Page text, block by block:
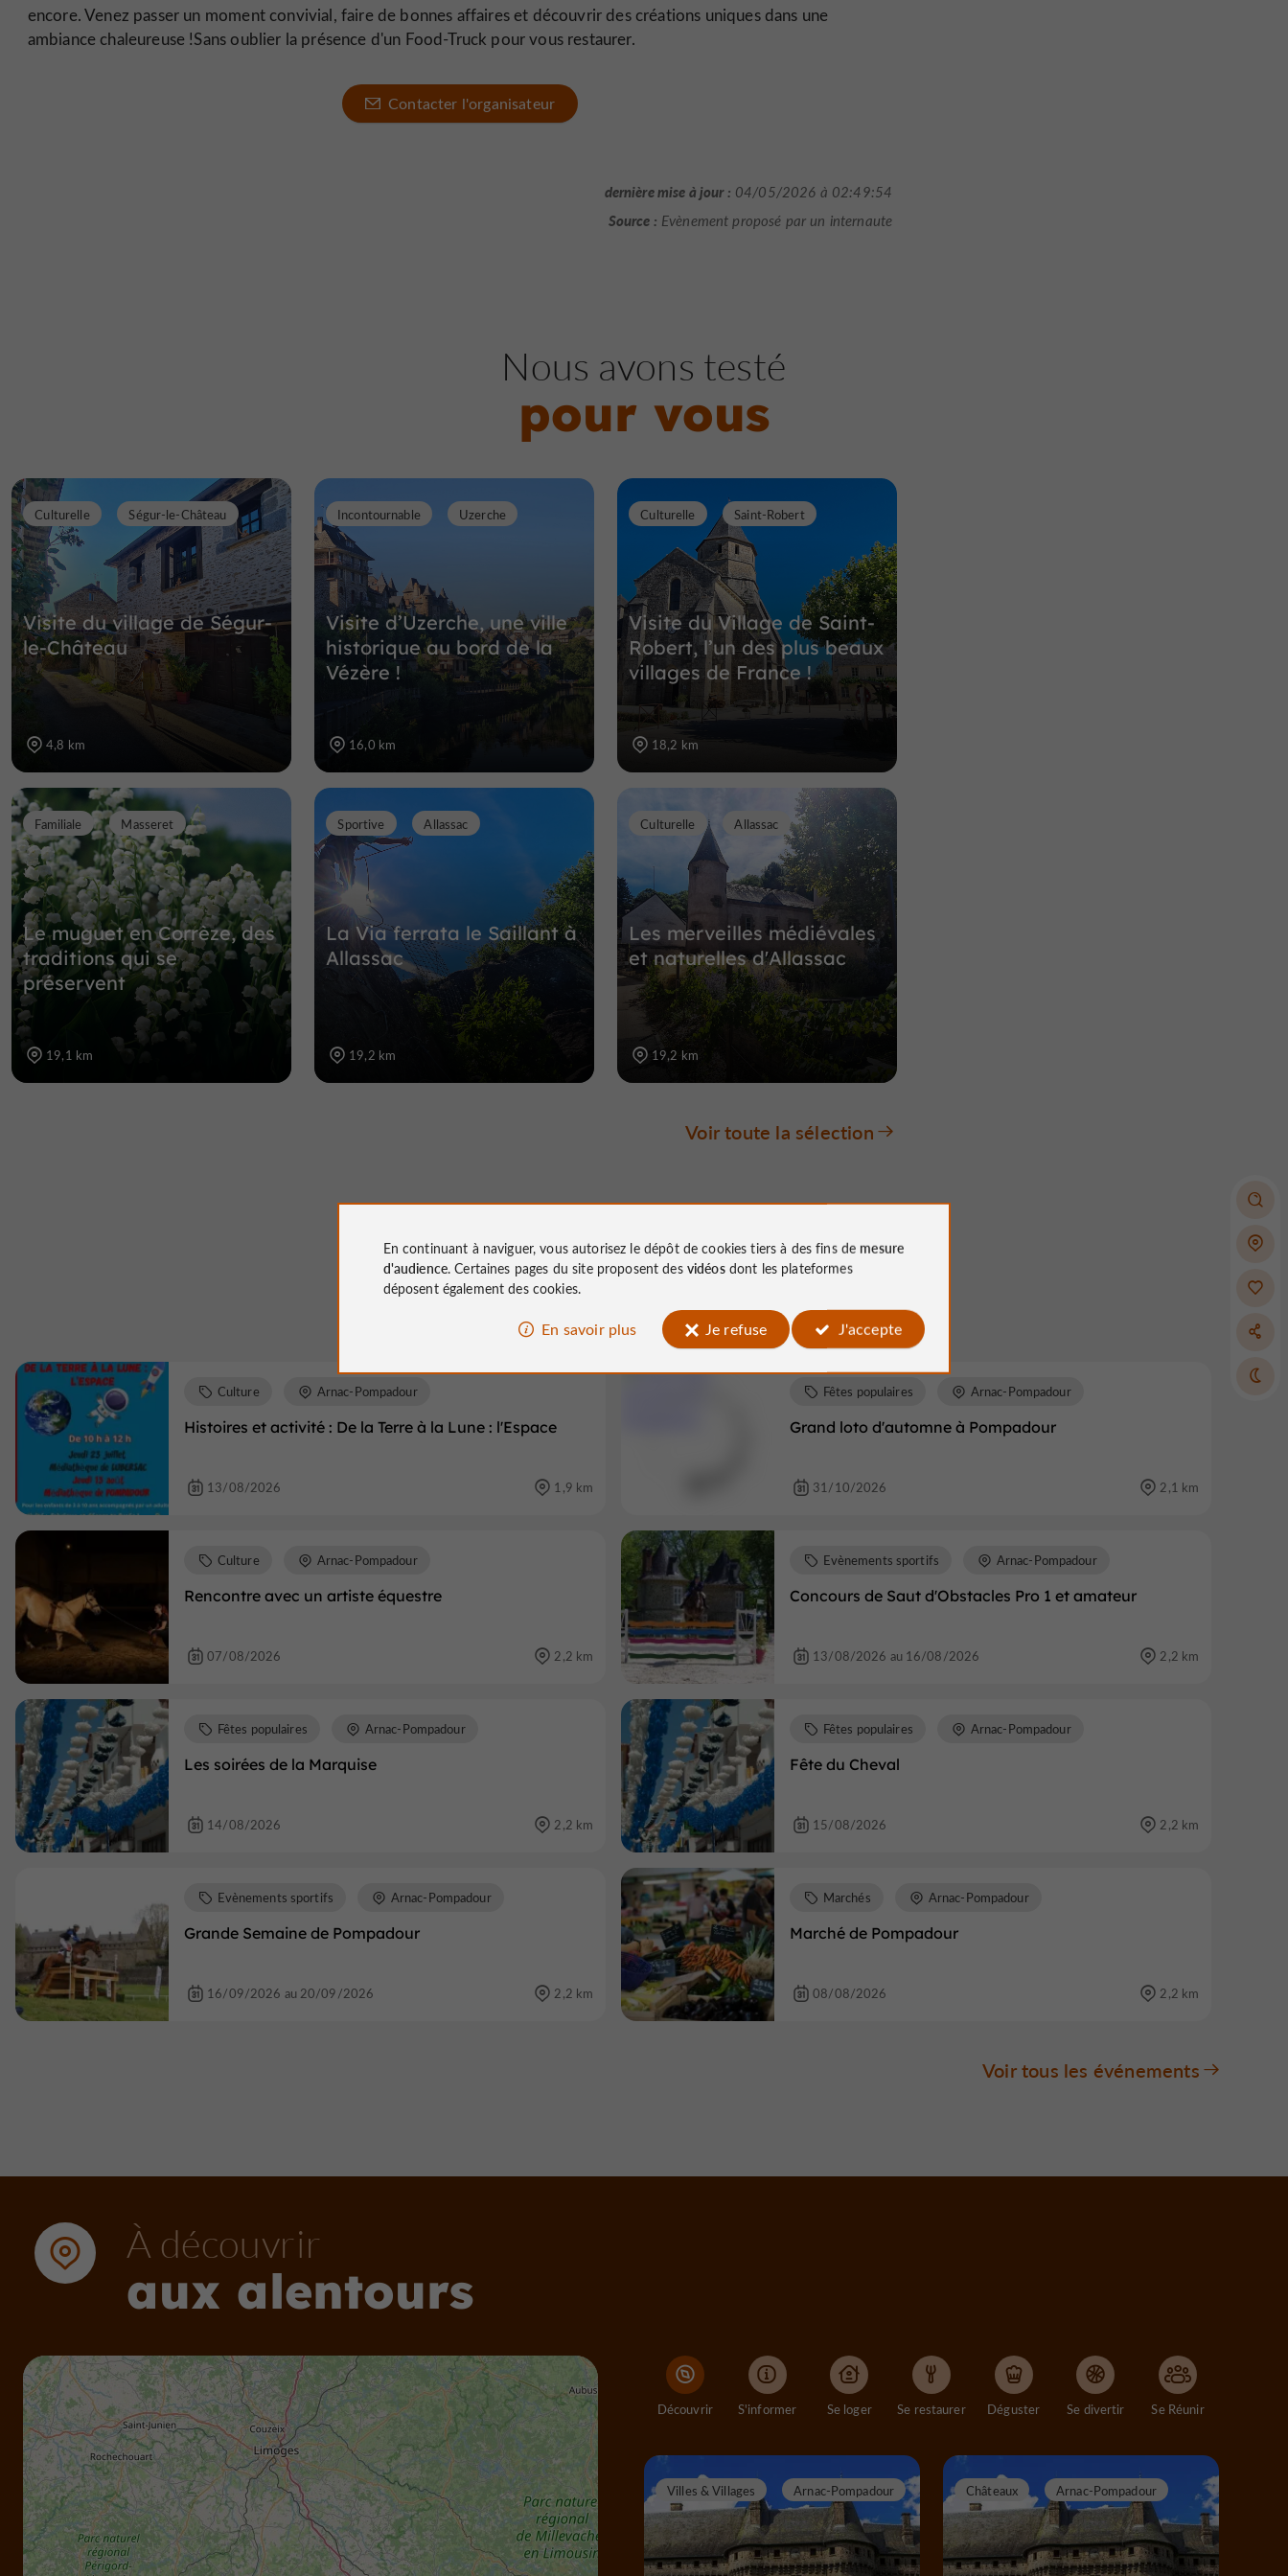
encore. Venez passer un moment convivial, faire de bonnes affaires et découvrir des créations uniques dans une
ambiance chaleureuse !Sans oublier la présence d'un Food-Truck pour vous restaurer.
Contacter l'organisateur
dernière mise à jour : 04/05/2026 à 02:49:54
Source : Evènement proposé par un internaute
Nous avons testé
pour vous
Visite du village de Ségur-
le-Château
Culturelle Ségur-le-Château
4,8 km
Visite d’Uzerche, une ville
historique au bord de la
Vézère !
Incontournable Uzerche
16,0 km
Visite du Village de Saint-
Robert, l’un des plus beaux
villages de France !
Culturelle Saint-Robert
18,2 km
Le muguet en Corrèze, des
traditions qui se
préservent
Familiale Masseret
19,1 km
La Via ferrata le Saillant à
Allassac
Sportive Allassac
19,2 km
Les merveilles médiévales
et naturelles d'Allassac
Culturelle Allassac
19,2 km
Voir toute la sélection
Évènements
à proximité
Histoires et activité : De la Terre à la Lune : l'Espace
Culture Arnac-Pompadour
13/08/2026 1,9 km
Grand loto d'automne à Pompadour
Fêtes populaires Arnac-Pompadour
31/10/2026 2,1 km
Rencontre avec un artiste équestre
Culture Arnac-Pompadour
07/08/2026 2,2 km
Concours de Saut d'Obstacles Pro 1 et amateur
Evènements sportifs Arnac-Pompadour
13/08/2026 au 16/08/2026 2,2 km
Les soirées de la Marquise
Fêtes populaires Arnac-Pompadour
14/08/2026 2,2 km
Fête du Cheval
Fêtes populaires Arnac-Pompadour
15/08/2026 2,2 km
Grande Semaine de Pompadour
Evènements sportifs Arnac-Pompadour
16/09/2026 au 20/09/2026 2,2 km
Marché de Pompadour
Marchés Arnac-Pompadour
08/08/2026 2,2 km
Voir tous les événements
À découvrir
aux alentours
Découvrir S'informer Se loger Se restaurer Déguster Se divertir Se Réunir
Villes & Villages Arnac-Pompadour Châteaux Arnac-Pompadour
En continuant à naviguer, vous autorisez le dépôt de cookies tiers à des fins de mesure
d'audience. Certaines pages du site proposent des vidéosdont les plateformes
déposent également des cookies.
En savoir plus Je refuse J'accepte